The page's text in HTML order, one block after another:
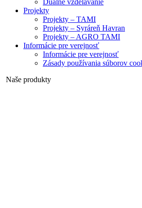
Duálne vzdelávanie
Projekty
Projekty – TAMI
Projekty – Syráreň Havran
Projekty – AGRO TAMI
Informácie pre verejnosť
Informácie pre verejnosť
Zásady používania súborov
Naše produkty